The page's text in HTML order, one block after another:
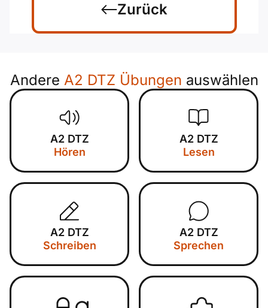
Zurück
Andere A2 DTZ Übungen auswählen
A2 DTZ
Hören
A2 DTZ
Lesen
A2 DTZ
Schreiben
A2 DTZ
Sprechen